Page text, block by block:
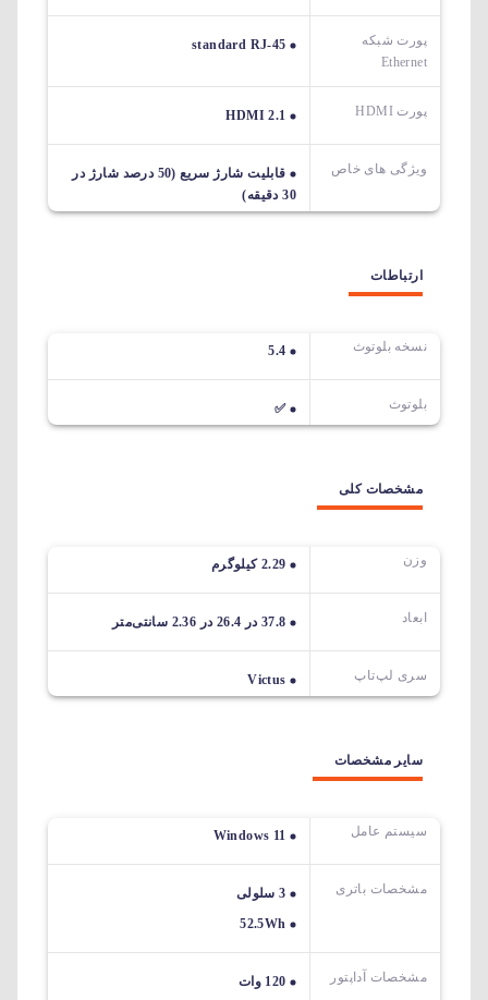
پورت شبکه
Ethernet
standard RJ-45
پورت HDMI HDMI 2.1
ویژگی های خاص
قابلیت شارژ سریع (50 درصد شارژ در
30 دقیقه)
ارتباطات
نسخه بلوتوث 5.4
بلوتوث ✅
مشخصات کلی
وزن 2.29 کیلوگرم
ابعاد 37.8 در 26.4 در 2.36 سانتی‌متر
سری لپ‌تاپ Victus
سایر مشخصات
سیستم عامل Windows 11
مشخصات باتری
3 سلولی
52.5Wh
مشخصات آداپتور 120 وات